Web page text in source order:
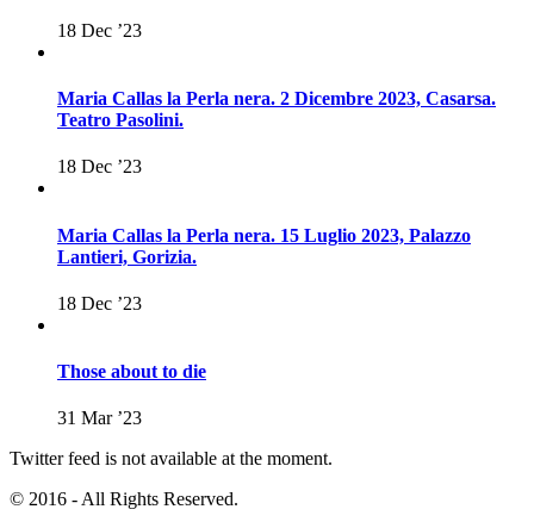
18 Dec ’23
Maria Callas la Perla nera. 2 Dicembre 2023, Casarsa.
Teatro Pasolini.
18 Dec ’23
Maria Callas la Perla nera. 15 Luglio 2023, Palazzo
Lantieri, Gorizia.
18 Dec ’23
Those about to die
31 Mar ’23
Twitter feed is not available at the moment.
© 2016 - All Rights Reserved.